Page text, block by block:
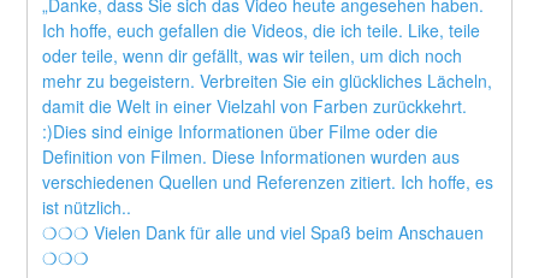
Ich hoffe, euch gefallen die Videos, die ich teile. Like, teile
oder teile, wenn dir gefällt, was wir teilen, um dich noch
mehr zu begeistern. Verbreiten Sie ein glückliches Lächeln,
damit die Welt in einer Vielzahl von Farben zurückkehrt.
:)Dies sind einige Informationen über Filme oder die
Definition von Filmen. Diese Informationen wurden aus
verschiedenen Quellen und Referenzen zitiert. Ich hoffe, es
ist nützlich..
❍❍❍ Vielen Dank für alle und viel Spaß beim Anschauen
❍❍❍